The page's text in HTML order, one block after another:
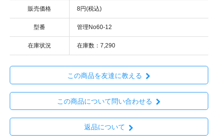
販売価格 8円(税込)
型番 管理No60-12
在庫状況 在庫数：7,290
この商品を友達に教える
この商品について問い合わせる
返品について